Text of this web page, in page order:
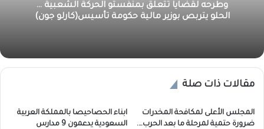
وطرحه لقضايا تتعلق بمنفستو الحركة الشعبية …
الحلو يتربص بوزير مالية حكومة تأسيس(كارلو جون)
مقالات ذات صلة
المجلس الأعلى لمكافحة المخدرات
ضرورة حتمية لمرحلة ما بعد الحرب….
ابناء الحصاحيصا بالمملكة العربية
السعودية يدعمون 9 مدارس